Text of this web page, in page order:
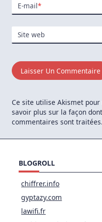
E-mail*
Site web
Ce site utilise Akismet
savoir plus sur la façon
commentaires sont traitées.
BLOGROLL
chiffrer.info
gyptazy.com
lawifi.fr